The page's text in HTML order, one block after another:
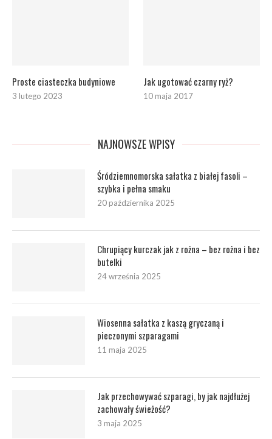
Proste ciasteczka budyniowe
3 lutego 2023
Jak ugotować czarny ryż?
10 maja 2017
NAJNOWSZE WPISY
Śródziemnomorska sałatka z białej fasoli –
szybka i pełna smaku
20 października 2025
Chrupiący kurczak jak z rożna – bez rożna i bez
butelki
24 września 2025
Wiosenna sałatka z kaszą gryczaną i
pieczonymi szparagami
11 maja 2025
Jak przechowywać szparagi, by jak najdłużej
zachowały świeżość?
3 maja 2025